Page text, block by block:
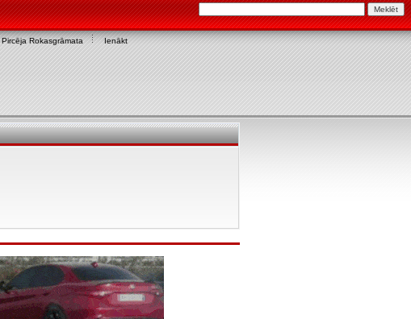
Pircēja Rokasgrāmata Ienākt